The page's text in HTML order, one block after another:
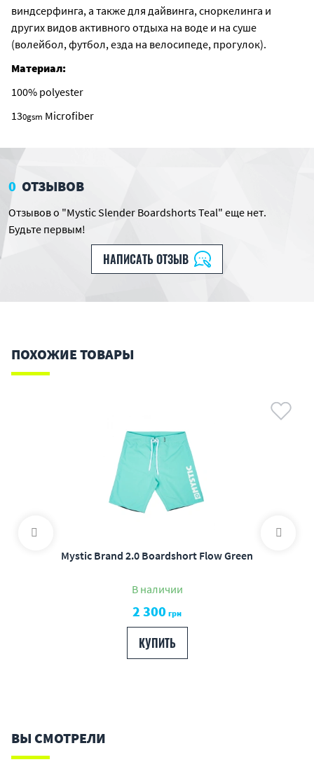
виндсерфинга, а также для дайвинга, сноркелинга и
других видов активного отдыха на воде и на суше
(волейбол, футбол, езда на велосипеде, прогулок).
Материал:
100% polyester
130gsm Microfiber
0 ОТЗЫВОВ
Отзывов о "Mystic Slender Boardshorts Teal" еще нет.
Будьте первым!
НАПИСАТЬ ОТЗЫВ
ПОХОЖИЕ ТОВАРЫ
Mystic Brand 2.0 Boardshort Flow Green
В наличии
2 300 грн
КУПИТЬ
ВЫ СМОТРЕЛИ